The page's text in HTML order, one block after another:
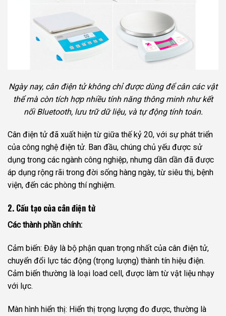
Ngày nay, cân điện tử không chỉ được dùng để cân các vật
thể mà còn tích hợp nhiều tính năng thông minh như kết
nối Bluetooth, lưu trữ dữ liệu, và tự động tính toán.
Cân điện tử đã xuất hiện từ giữa thế kỷ 20, với sự phát triển
của công nghệ điện tử. Ban đầu, chúng chủ yếu được sử
dụng trong các ngành công nghiệp, nhưng dần dần đã được
áp dụng rộng rãi trong đời sống hàng ngày, từ siêu thị, bệnh
viện, đến các phòng thí nghiệm.
2. Cấu tạo của cân điện tử
Các thành phần chính:
Cảm biến: Đây là bộ phận quan trọng nhất của cân điện tử,
chuyển đổi lực tác động (trọng lượng) thành tín hiệu điện.
Cảm biến thường là loại load cell, được làm từ vật liệu nhạy
với lực.
Màn hình hiển thị: Hiển thị trọng lượng đo được, thường là